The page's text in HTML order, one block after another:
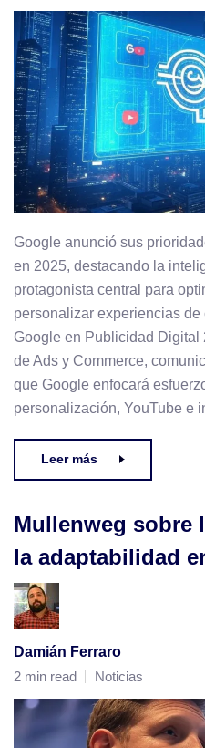
Google anunció sus
en 2025, destacando la
protagonista central para
personalizar experiencias
Google en Publicidad
de Ads y Commerce,
que Google enfocará
personalización, YouTube e
Leer más
Mullenweg sobre
la adaptabilidad
Damián Ferraro
2 min read
Noticias